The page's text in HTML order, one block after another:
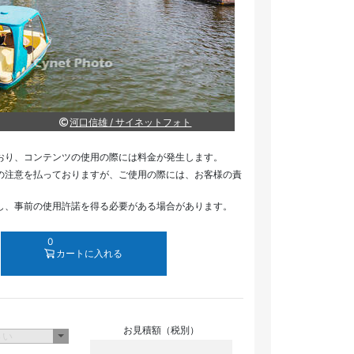
河口信雄 / サイネットフォト
、コンテンツの使用の際には料金が発生します。
意を払っておりますが、ご使用の際には、お客様の責
事前の使用許諾を得る必要がある場合があります。
0
カートに入れる
お見積額（税別）